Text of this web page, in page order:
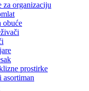
za organizaciju
obuće
prostirke
asortiman